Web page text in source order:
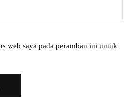
web saya pada peramban ini untuk